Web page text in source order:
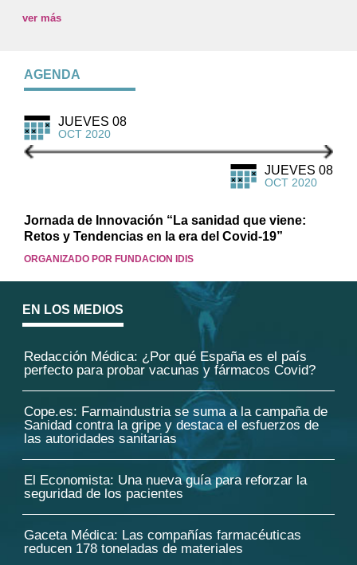
ver más
AGENDA
JUEVES 08
OCT 2020
JUEVES 08
OCT 2020
Jornada de Innovación “La sanidad que viene:
Retos y Tendencias en la era del Covid-19”
ORGANIZADO POR FUNDACION IDIS
EN LOS MEDIOS
Redacción Médica: ¿Por qué España es el país
perfecto para probar vacunas y fármacos Covid?
Cope.es: Farmaindustria se suma a la campaña de
Sanidad contra la gripe y destaca el esfuerzos de
las autoridades sanitarias
El Economista: Una nueva guía para reforzar la
seguridad de los pacientes
Gaceta Médica: Las compañías farmacéuticas
reducen 178 toneladas de materiales